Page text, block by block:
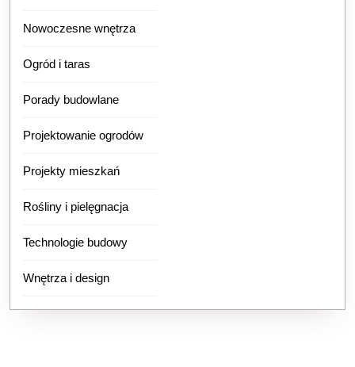
Nowoczesne wnętrza
Ogród i taras
Porady budowlane
Projektowanie ogrodów
Projekty mieszkań
Rośliny i pielęgnacja
Technologie budowy
Wnętrza i design